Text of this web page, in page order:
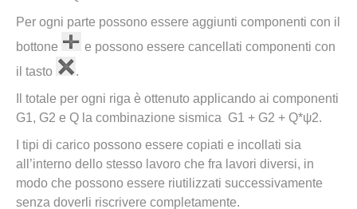
Per ogni parte possono essere aggiunti componenti con il
bottone
e possono essere cancellati componenti con
il tasto
.
Il totale per ogni riga è ottenuto applicando ai componenti
G1, G2 e Q la combinazione sismica G1 + G2 + Q*ψ2.
I tipi di carico possono essere copiati e incollati sia
all’interno dello stesso lavoro che fra lavori diversi, in
modo che possono essere riutilizzati successivamente
senza doverli riscrivere completamente.